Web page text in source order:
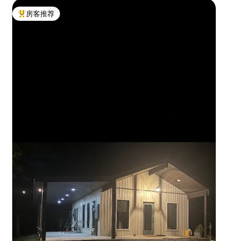
热门「房客推荐」
房客推荐